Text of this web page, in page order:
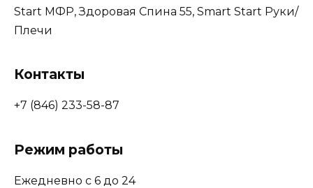
Start МФР, Здоровая Спина 55, Smart Start Руки/
Плечи
Контакты
+7 (846) 233-58-87
Режим работы
Ежедневно с 6 до 24